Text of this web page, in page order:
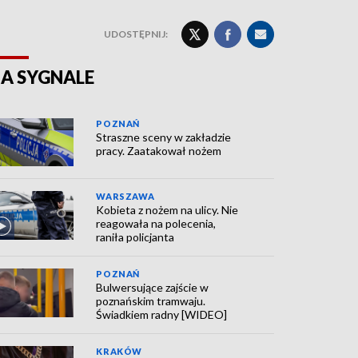
UDOSTĘPNIJ:
SYGNALE
POZNAŃ
Straszne sceny w zakładzie
pracy. Zaatakował nożem
WARSZAWA
Kobieta z nożem na ulicy. Nie
reagowała na polecenia,
raniła policjanta
POZNAŃ
Bulwersujące zajście w
poznańskim tramwaju.
Świadkiem radny [WIDEO]
KRAKÓW